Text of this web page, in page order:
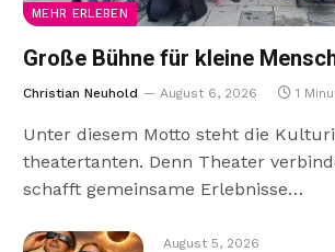
MEHR ERLEBEN
Große Bühne für kleine
Christian Neuhold August 6, 2026 1
Unter diesem Motto steht die
theatertanten. Denn Theater
schafft gemeinsame Erlebnisse…
August 5, 2026